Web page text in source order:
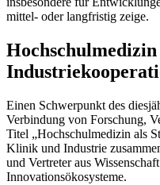
mittel- oder langfristig zeige.
Einen Schwerpunkt des
Verbindung von Forschung,
Titel „Hochschulmedizin als
Klinik und Industrie
und Vertreter aus
Innovationsökosysteme.